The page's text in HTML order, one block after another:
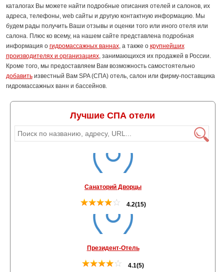
каталогах Вы можете найти подробные описания отелей и салонов, их
адреса, телефоны, web сайты и другую контактную информацию. Мы
будем рады получить Ваши отзывы и оценки того или иного отеля или
салона. Плюс ко всему, на нашем сайте представлена подробная
информация о гидромассажных ваннах, а также о крупнейших
производителях и организациях, занимающихся их продажей в России.
Кроме того, мы предоставляем Вам возможность самостоятельно
добавитьизвестный Вам SPA (СПА) отель, салон или фирму-поставщика
гидромассажных ванн и бассейнов.
Лучшие СПА отели
Санаторий Дворцы
4.2(15)
Президент-Отель
4.1(5)